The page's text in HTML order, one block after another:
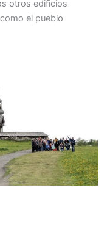
otros edificios
el pueblo